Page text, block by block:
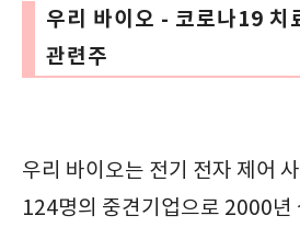
우리 바이오 - 코로나19 치
관련주
우리 바이오는 전기 전자 제어
124명의 중견기업으로 2000년